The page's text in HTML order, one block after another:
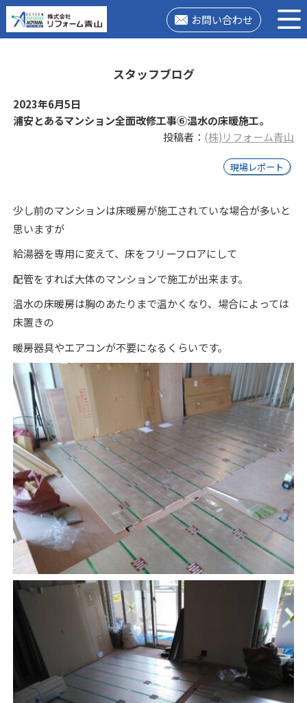
お問い合わせ
スタッフブログ
2023年6月5日
浦安とあるマンション全面改修工事⑥温水の床暖施工。
投稿者： (株)リフォーム青山
現場レポート
少し前のマンションは床暖房が施工されていな場合が多いと
思いますが
給湯器を専用に変えて、床をフリーフロアにして
配管をすれば大体のマンションで施工が出来ます。
温水の床暖房は胸のあたりまで温かくなり、場合によっては
床置きの
暖房器具やエアコンが不要になるくらいです。